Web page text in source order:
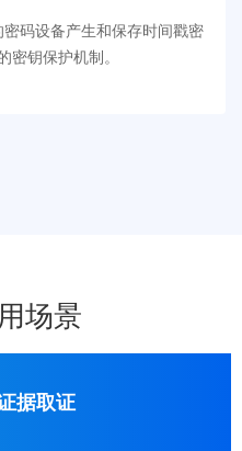
码设备产生和保存时间戳密
密钥保护机制。
场景
据取证